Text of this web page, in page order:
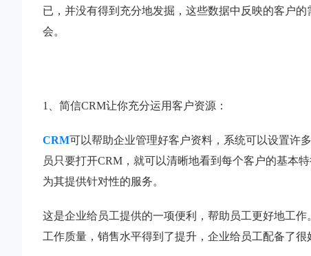
已，并没有得到充分地发掘，这些数据中反映的客户
会。
1、简信CRM让你充分运用客户资源：
CRM可以帮助企业管理好客户资料，系统可以设置许
员只要打开CRM，就可以清晰地看到每个客户的基本
为其提供针对性的服务。
这是企业给员工提供的一项便利，帮助员工更好地工
工作质量，销售水平得到了提升，企业给员工配备了